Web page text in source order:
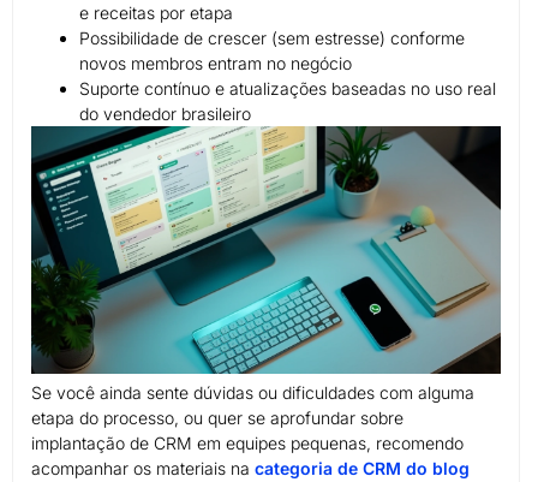
e receitas por etapa
Possibilidade de crescer (sem estresse) conforme
novos membros entram no negócio
Suporte contínuo e atualizações baseadas no uso real
do vendedor brasileiro
Se você ainda sente dúvidas ou dificuldades com alguma
etapa do processo, ou quer se aprofundar sobre
implantação de CRM em equipes pequenas, recomendo
acompanhar os materiais na categoria de CRM do blog